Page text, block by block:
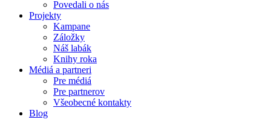
Povedali o nás
Projekty
Kampane
Záložky
Náš labák
Knihy roka
Médiá a partneri
Pre médiá
Pre partnerov
Všeobecné kontakty
Blog